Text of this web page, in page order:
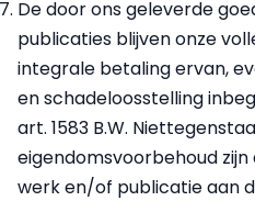
De door ons geleverde
publicaties blijven onze
integrale betaling ervan,
en schadeloosstelling
art. 1583 B.W.
eigendomsvoorbehoud zijn
werk en/of publicatie aan